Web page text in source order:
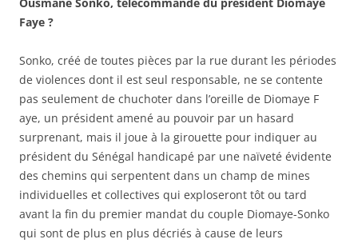
Faye ?
Sonko, créé de toutes pièces par la rue durant les périodes
de violences dont il est seul responsable, ne se contente
pas seulement de chuchoter dans l’oreille de Diomaye F
aye, un président amené au pouvoir par un hasard
surprenant, mais il joue à la girouette pour indiquer au
président du Sénégal handicapé par une naïveté évidente
des chemins qui serpentent dans un champ de mines
individuelles et collectives qui exploseront tôt ou tard
avant la fin du premier mandat du couple Diomaye-Sonko
qui sont de plus en plus décriés à cause de leurs